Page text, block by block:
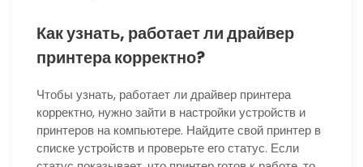
Как узнать, работает ли драйвер
принтера корректно?
Чтобы узнать, работает ли драйвер принтера
корректно, нужно зайти в настройки устройств и
принтеров на компьютере. Найдите свой принтер в
списке устройств и проверьте его статус. Если